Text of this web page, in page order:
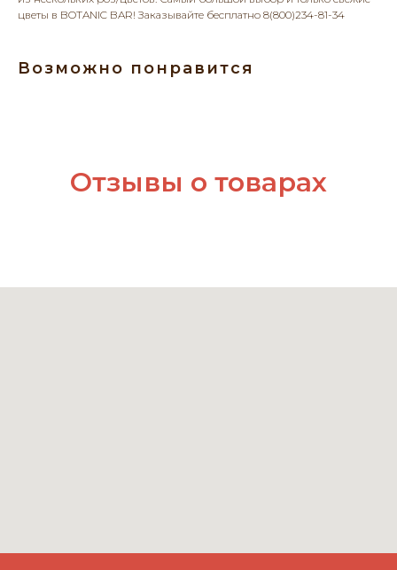
цветы в BOTANIC BAR! Заказывайте бесплатно 8(800)234-81-34
Возможно понравится
Отзывы о товарах